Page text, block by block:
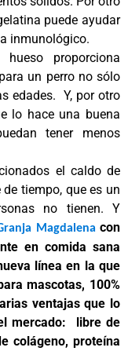
puede ayudar
inmunológico.
proporciona
un perro no sólo
edades. Y, por otro
lo hace una buena
tener menos
el caldo de
tiempo, que es un
no tienen. Y
Magdalena con
en comida sana
línea en la que
mascotas, 100%
ventajas que lo
mercado: libre de
colágeno, proteína